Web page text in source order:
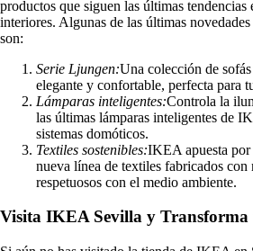
productos que siguen las últimas
interiores. Algunas de las últimas
son:
Serie Ljungen:Una colección de
elegante y confortable, perfecta para
Lámparas inteligentes:Controla la
las últimas lámparas inteligentes de
sistemas domóticos.
Textiles sostenibles:IKEA apuesta por
nueva línea de textiles fabricados con
respetuosos con el medio ambiente.
Visita IKEA Sevilla y